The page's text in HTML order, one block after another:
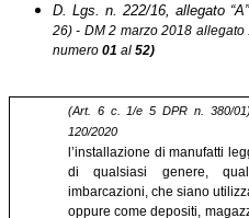
D. Lgs. n. 222/16, allegato “A”
26) - DM 2 marzo 2018
numero 01 al 52)
(Art. 6 c. 1/e 5 DPR n. 380/
120/2020
l’installazione di manufatti
di qualsiasi genere,
imbarcazioni, che siano
oppure come depositi,